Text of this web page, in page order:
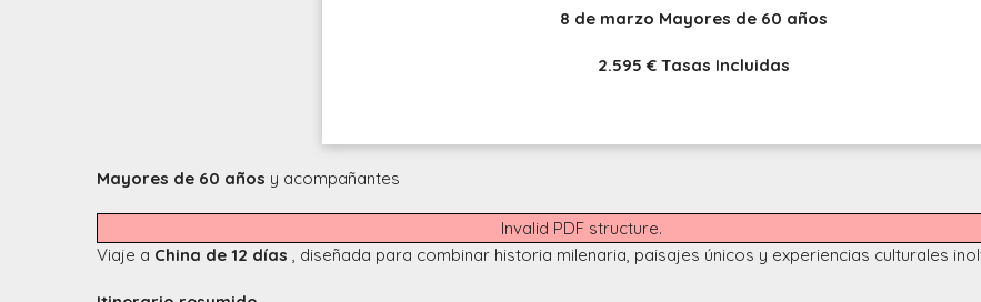
8 de marzo Mayores de 60 años
2.595 € Tasas Incluidas
Mayores de 60 años y acompañantes
Invalid PDF structure.
Viaje a China de 12 días , diseñada para combinar historia milenaria, paisajes únicos y experiencias culturales